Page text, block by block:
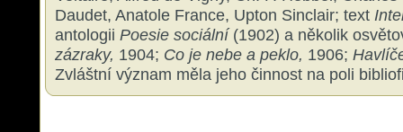
Daudet, Anatole France, Upton Sinclair; text
antologii Poesie sociální(1902) a několik
zázraky, 1904; Co je nebe a peklo, 1906;
Zvláštní význam měla jeho činnost na poli